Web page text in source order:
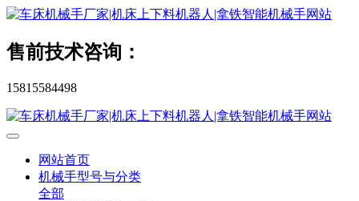
售前技术咨询：
15815584498
网站首页
机械手型号与分类
全部